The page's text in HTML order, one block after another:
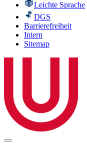
Leichte Sprache
DGS
Barrierefreiheit
Intern
Sitemap